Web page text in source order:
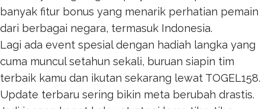
banyak fitur bonus yang menarik perhatian pemain
dari berbagai negara, termasuk Indonesia.
Lagi ada event spesial dengan hadiah langka yang
cuma muncul setahun sekali, buruan siapin tim
terbaik kamu dan ikutan sekarang lewat TOGEL158.
Update terbaru sering bikin meta berubah drastis.